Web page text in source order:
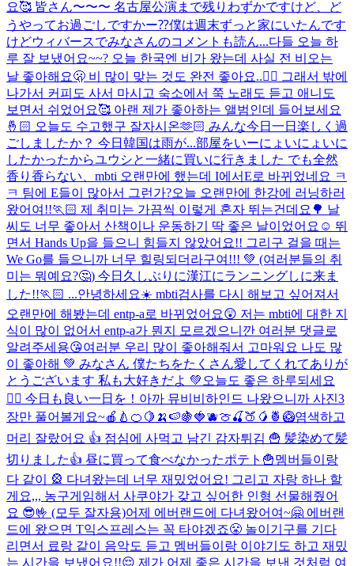
요🥰 皆さん〜〜〜 名古屋公演まで残りわずかですけど、ど
うやってお過ごしですかー⁇僕は週末ずっと家にいたんです
けどウィバースでみなさんのコメントも読ん...다들 오늘 하
루 잘 보냈어요~~? 오늘 한국엔 비가 왔는데 사실 전 비오는
날 좋아해요🫢 비 많이 맞는 것도 완전 좋아요..😶‍🌫️ 그래서 밖에
나가서 커피도 사서 마시고 숙소에서 쭉 노래도 듣고 애니도
보면서 쉬었어요🥰 아랜 제가 좋아하는 앨범인데 들어보세요
🤞🏻 오늘도 수고했구 잘자시온🫶🏻 みんな今日一日楽しく過
ごしましたか？ 今日韓国は雨が...部屋をいーにょいにょいに
したかったからユウシと一緒に買いに行きました でも全然
香り香らない、 mbti 오랜만에 했는데 I에서E로 바뀌었네요 ㅋ
ㅋ 팀에 E들이 많아서 그런가?오늘 오랜만에 한강에 러닝하러
왔어여!!🏃🏻 제 취미는 가끔씩 이렇게 혼자 뛰는건데요🌳 날
씨도 너무 좋아서 산책이나 운동하기 딱 좋은 날이었어요☺️ 뛰
면서 Hands Up을 들으니 힘들지 않았어요!! 그리구 걸을 때는
We Go를 들으니까 너무 힐링되더라구여!!! 💚 (여러분들의 취
미는 뭐예요?🤔) 今日久しぶりに漢江にランニングしに来ま
した!!🏃🏻 ...안녕하세요☀️ mbti검사를 다시 해보고 싶어져서
오랜만에 해봤는데 entp-a로 바뀌었어요😲 저는 mbti에 대한 지
식이 많이 없어서 entp-a가 뭔지 모르겠으니깐 여러분 댓글로
알려주세용😘여러분 우리 많이 좋아해줘서 고마워요 나도 많
이 좋아해 💚 みなさん 僕たちをたくさん愛してくれてありが
とうございます 私も大好きだよ 💚 오늘도 좋은 하루되세요
🙆‍♀️ 今日も良い一日を！ 아까 뮤비비하인드 나왔으니까 사진3
장만 풀어볼게요~🍎🍐🍊🍋🍌🍉🍇🍓🫐🍈🍒🍑🥭🍍🥝염색하고
머리 잘랐어요 👍 점심에 사먹고 남긴 감자튀김 🍟 髪染めて髪
切りました👍 昼に買って食べなかったポテト🍟멤버들이랑
다 같이 🎡 다녀왔는데 너무 재밌었어요! 그리고 자랑 하나 할
게요,,, 농구게임해서 사쿠야가 갖고 싶어한 인형 선물해줬어
요 😎🤟 (모두 잘자용)어제 에버랜드에 다녀왔어여~🤗 에버랜
드에 왔으면 T익스프레스는 꼭 타야겠죠😤 놀이기구를 기다
리면서 료랑 같이 음악도 듣고 멤버들이랑 이야기도 하고 재밌
는 시간을 보냈어요!!😌 제가 어제 좋은 시간을 보낸 것처럼 여